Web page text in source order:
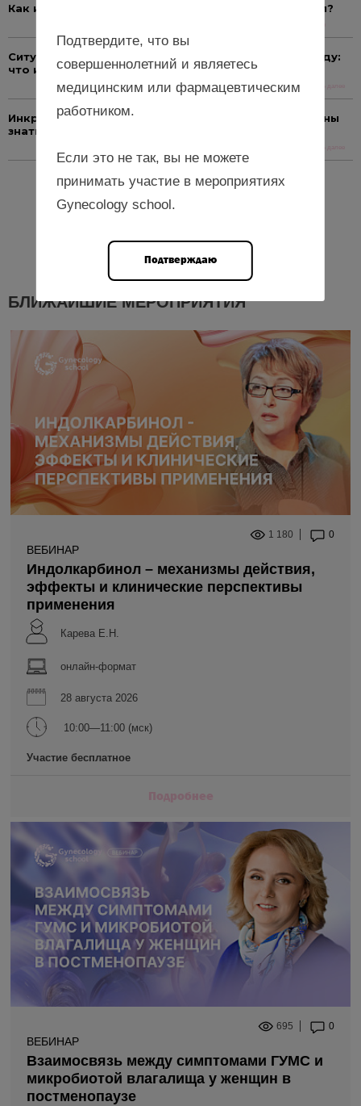
Как и зачем оценивать репродуктивный потенциал?
Ситуация с онкозаболеваниями в России в 2025 году:
что изменилось?
Читать далее
Инкретины и репродуктивное здоровье: что должны
знать гинекологи
Читать далее
Еще новости
БЛИЖАЙШИЕ МЕРОПРИЯТИЯ
1 180 0
ВЕБИНАР
Индолкарбинол – механизмы действия,
эффекты и клинические перспективы
применения
Карева Е.Н.
онлайн-формат
28 августа 2026
10:00—11:00 (мск)
Участие бесплатное
Подробнее
695 0
ВЕБИНАР
Взаимосвязь между симптомами ГУМС и
микробиотой влагалища у женщин в
постменопаузе
Подтвердите, что вы
совершеннолетний и являетесь
медицинским или фармацевтическим
работником.
Если это не так, вы не можете
принимать участие в мероприятиях
Gynecology school.
Подтверждаю